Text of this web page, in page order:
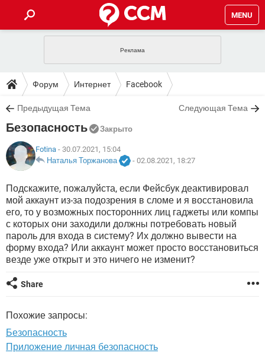
MENU
INSTAGRAM FACEBOOK
ИГРЫ WINDOWS 10
ВКОНТАКТЕ
GOOGLE
ПОЛЕЗНЫЕ СОВЕТЫ
TIKTOK TELEGRAM
WINDOWS 10 ВКОНТАКТЕ
YANDEX
ЗАГРУЗКИ
TIKTOK
WHATSAPP
FACEBOOK
WINDOWS 10 ВКОНТАКТЕ
ВИДЕО GOOGLE
YANDEX
TIKTOK TELEGRAM
FACEBOOK ИГРЫ
WINDOWS 10 ВКОНТАКТЕ
ВИДЕО GOOGLE
YANDEX
ЭНЦИКЛОПЕДИЯ
TIKTOK TELEGRAM
WHATSAPP INSTAGRAM
FACEBOOK ИГРЫ
WINDOWS 10 ВКОНТАКТЕ
YANDEX
Форум Интернет Facebook
Предыдущая Тема Следующая Тема
Безопасность Закрыто
Fotina - 30.07.2021, 15:04
Наталья Торжанова
- 02.08.2021, 18:27
Подскажите, пожалуйста, если Фейсбук деактивировал
мой аккаунт из-за подозрения в сломе и я восстановила
его, то у возможных посторонних лиц гаджеты или компы
с которых они заходили должны потребовать новый
пароль для входа в систему? Их должно вывести на
форму входа? Или аккаунт может просто восстановиться
везде уже открыт и это ничего не изменит?
Share
Похожие запросы:
Безопасность
Приложение личная безопасность